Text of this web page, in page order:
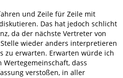
und Zeile für Zeile mit
Das hat jedoch schlicht
da der nächste Vertreter von
wieder anders interpretieren
zu erwarten. Erwarten würde ich
dass
verstoßen, in aller